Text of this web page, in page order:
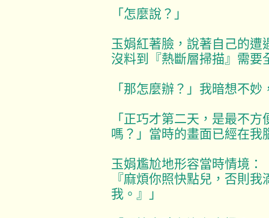
「怎麼說？」
玉娟紅著臉，說著自己的遭
沒料到『熱斷層掃描』需
「那怎麼辦？」我暗想不
「正巧才第二天，是最不
嗎？」當時的畫面已經在我
玉娟尷尬地形容當時情境：
『麻煩你照快點兒，否則
我。』」